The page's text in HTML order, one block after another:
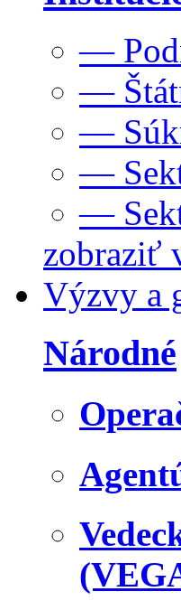
—
—
—
—
—
zobraziť
Výzvy a
Národné